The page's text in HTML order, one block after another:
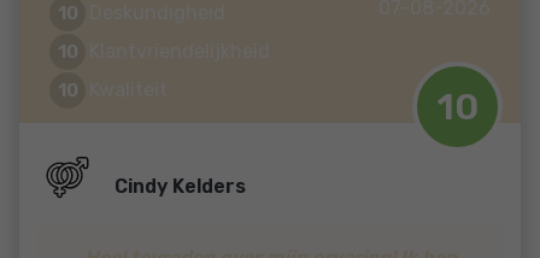
10
10
10
10
Cindy Kelders